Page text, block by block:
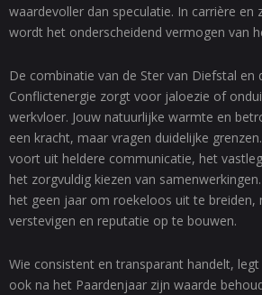
waardevoller dan speculatie. In carrière en
wordt het onderscheidend vermogen van
De combinatie van de Ster van Diefstal en
Conflictenergie zorgt voor jaloezie of
werkvloer. Jouw natuurlijke warmte en
een kracht, maar vragen duidelijke
voort uit heldere communicatie, het
het zorgvuldig kiezen van
het geen jaar om roekeloos uit te
verstevigen en reputatie op te bouwen.
Wie consistent en transparant handelt,
ook na het Paardenjaar zijn waarde